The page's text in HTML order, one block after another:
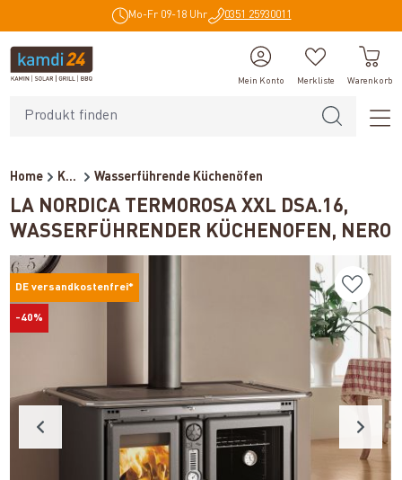
Mo-Fr 09-18 Uhr 0351 25930011
Mein Konto Merkliste Warenkorb
Home Kaminöfen Wasserführende Küchenöfen
LA NORDICA TERMOROSA XXL DSA.16,
WASSERFÜHRENDER KÜCHENOFEN, NERO
DE versandkostenfrei*
-40%